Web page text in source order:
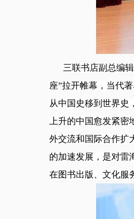
三联书店副总编
座”拉开帷幕，当代
从中国史移到世界史
上升的中国愈发紧密
外交流和国际合作扩
的加速发展，是对雷
在图书出版、文化服